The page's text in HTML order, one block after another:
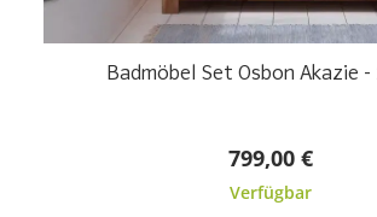
Badmöbel Set Osbon Akazie
799,00 €
Verfügbar